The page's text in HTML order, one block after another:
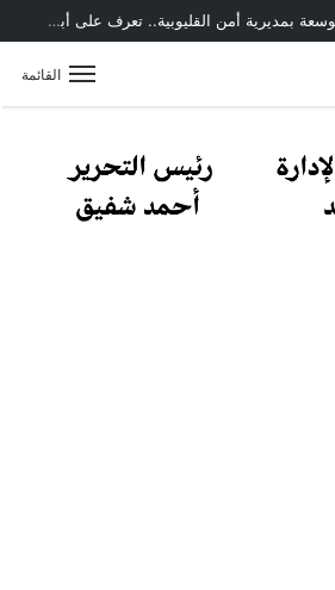
حركة تنقلات داخلية موسعة بمديرية أمن القليوبية.. تعرف على أبرز التعيينات
القائمة